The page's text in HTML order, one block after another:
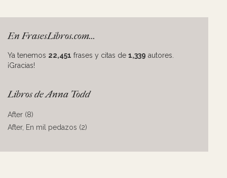
En FrasesLibros.com...
Ya tenemos 22,451 frases y citas de 1,339 autores.
¡Gracias!
Libros de Anna Todd
After (8)
After, En mil pedazos (2)